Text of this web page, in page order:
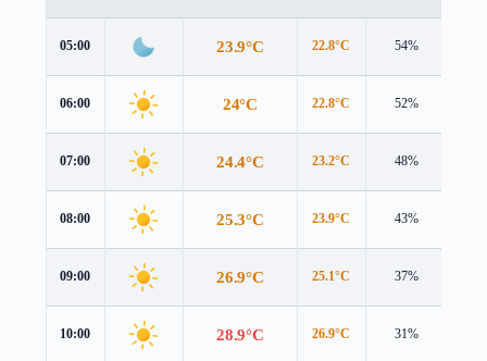
05:00 23.9°C 22.8°C 54%
06:00 24°C 22.8°C 52%
07:00 24.4°C 23.2°C 48%
08:00 25.3°C 23.9°C 43%
09:00 26.9°C 25.1°C 37%
10:00 28.9°C 26.9°C 31%